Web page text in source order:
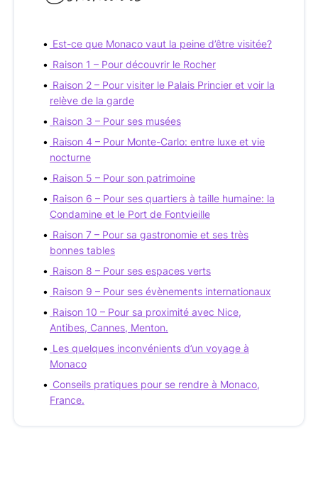
Est-ce que Monaco vaut la peine d’être visitée?
Raison 1 – Pour découvrir le Rocher
Raison 2 – Pour visiter le Palais Princier et voir la
relève de la garde
Raison 3 – Pour ses musées
Raison 4 – Pour Monte-Carlo: entre luxe et vie
nocturne
Raison 5 – Pour son patrimoine
Raison 6 – Pour ses quartiers à taille humaine: la
Condamine et le Port de Fontvieille
Raison 7 – Pour sa gastronomie et ses très
bonnes tables
Raison 8 – Pour ses espaces verts
Raison 9 – Pour ses évènements internationaux
Raison 10 – Pour sa proximité avec Nice,
Antibes, Cannes, Menton.
Les quelques inconvénients d’un voyage à
Monaco
Conseils pratiques pour se rendre à Monaco,
France.